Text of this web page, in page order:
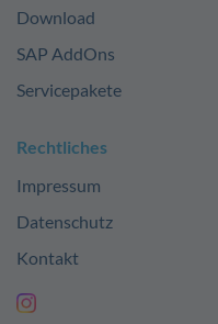
Download
SAP AddOns
Servicepakete
Rechtliches
Impressum
Datenschutz
Kontakt